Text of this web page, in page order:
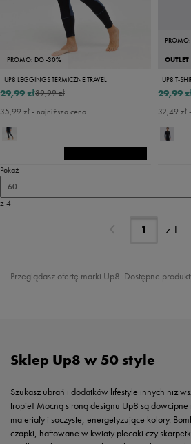
PROMO: DO -30%
UP8 LEGGINGS TERMICZNE TRAVEL
39,99 zł
29,99 zł
35,99 zł- najniższa cena
OUTLET
UP8 T-
29,99
32,49 zł
Pokaż
60
z 4
z 1
Przeglądasz ofertę marki Up8. Dostępne
Sklep Up8 w 50 style
Szukasz ubrań i dodatków lifestyle innych niż
tropie! Mocną stroną designu Up8 są
materiały i soczyste, energetyzujące kolory.
czapki, haftowane w kwiaty plecaki czy